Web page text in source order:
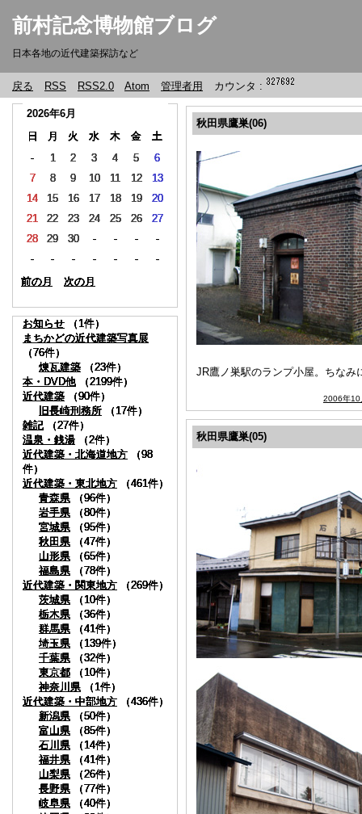
前村記念博物館ブログ
日本各地の近代建築探訪など
戻る RSS RSS2.0 Atom 管理者用 カウンタ :
2026年6月
日
月 火 水 木 金
土
-
1 2 3 4 5
6
7
8 9 10 11 12
13
14
15 16 17 18 19
20
21
22 23 24 25 26
27
28
29 30 - - -
-
-
- - - - -
-
前の月
次の月
お知らせ （1件）
まちかどの近代建築写真展
（76件）
煉瓦建築 （23件）
本・DVD他 （2199件）
近代建築 （90件）
旧長崎刑務所 （17件）
雑記 （27件）
温泉・銭湯 （2件）
近代建築・北海道地方 （98
件）
近代建築・東北地方 （461件）
青森県 （96件）
岩手県 （80件）
宮城県 （95件）
秋田県 （47件）
山形県 （65件）
福島県 （78件）
近代建築・関東地方 （269件）
茨城県 （10件）
栃木県 （36件）
群馬県 （41件）
埼玉県 （139件）
千葉県 （32件）
東京都 （10件）
神奈川県 （1件）
近代建築・中部地方 （436件）
新潟県 （50件）
富山県 （85件）
石川県 （14件）
福井県 （41件）
山梨県 （26件）
長野県 （77件）
岐阜県 （40件）
秋田県鷹巣(06)
JR鷹ノ巣駅のランプ小屋。ちなみ
2006年10
2026年6月
日
月 火 水 木 金
土
-
1 2 3 4 5
6
7
8 9 10 11 12
13
14
15 16 17 18 19
20
21
22 23 24 25 26
27
28
29 30 - - -
-
-
- - - - -
-
前の月
次の月
お知らせ （1件）
まちかどの近代建築写真展
（76件）
煉瓦建築 （23件）
本・DVD他 （2199件）
近代建築 （90件）
旧長崎刑務所 （17件）
雑記 （27件）
温泉・銭湯 （2件）
近代建築・北海道地方 （98
件）
近代建築・東北地方 （461件）
青森県 （96件）
岩手県 （80件）
宮城県 （95件）
秋田県 （47件）
山形県 （65件）
福島県 （78件）
近代建築・関東地方 （269件）
茨城県 （10件）
栃木県 （36件）
群馬県 （41件）
埼玉県 （139件）
千葉県 （32件）
東京都 （10件）
神奈川県 （1件）
近代建築・中部地方 （436件）
新潟県 （50件）
富山県 （85件）
石川県 （14件）
福井県 （41件）
山梨県 （26件）
長野県 （77件）
岐阜県 （40件）
秋田県鷹巣(05)
2026年6月
日
月 火 水 木 金
土
-
1 2 3 4 5
6
7
8 9 10 11 12
13
14
15 16 17 18 19
20
21
22 23 24 25 26
27
28
29 30 - - -
-
-
- - - - -
-
前の月
次の月
お知らせ （1件）
まちかどの近代建築写真展
（76件）
煉瓦建築 （23件）
本・DVD他 （2199件）
近代建築 （90件）
旧長崎刑務所 （17件）
雑記 （27件）
温泉・銭湯 （2件）
近代建築・北海道地方 （98
件）
近代建築・東北地方 （461件）
青森県 （96件）
岩手県 （80件）
宮城県 （95件）
秋田県 （47件）
山形県 （65件）
福島県 （78件）
近代建築・関東地方 （269件）
茨城県 （10件）
栃木県 （36件）
群馬県 （41件）
埼玉県 （139件）
千葉県 （32件）
東京都 （10件）
神奈川県 （1件）
近代建築・中部地方 （436件）
新潟県 （50件）
富山県 （85件）
石川県 （14件）
福井県 （41件）
山梨県 （26件）
長野県 （77件）
岐阜県 （40件）
2026年6月
日
月 火 水 木 金
土
-
1 2 3 4 5
6
7
8 9 10 11 12
13
14
15 16 17 18 19
20
21
22 23 24 25 26
27
28
29 30 - - -
-
-
- - - - -
-
前の月
次の月
お知らせ （1件）
まちかどの近代建築写真展
（76件）
煉瓦建築 （23件）
本・DVD他 （2199件）
近代建築 （90件）
旧長崎刑務所 （17件）
雑記 （27件）
温泉・銭湯 （2件）
近代建築・北海道地方 （98
件）
近代建築・東北地方 （461件）
青森県 （96件）
岩手県 （80件）
宮城県 （95件）
秋田県 （47件）
山形県 （65件）
福島県 （78件）
近代建築・関東地方 （269件）
茨城県 （10件）
栃木県 （36件）
群馬県 （41件）
埼玉県 （139件）
千葉県 （32件）
東京都 （10件）
神奈川県 （1件）
近代建築・中部地方 （436件）
新潟県 （50件）
富山県 （85件）
石川県 （14件）
福井県 （41件）
山梨県 （26件）
長野県 （77件）
岐阜県 （40件）
2026年6月
日
月 火 水 木 金
土
-
1 2 3 4 5
6
7
8 9 10 11 12
13
14
15 16 17 18 19
20
21
22 23 24 25 26
27
28
29 30 - - -
-
-
- - - - -
-
前の月
次の月
お知らせ （1件）
まちかどの近代建築写真展
（76件）
煉瓦建築 （23件）
本・DVD他 （2199件）
近代建築 （90件）
旧長崎刑務所 （17件）
雑記 （27件）
温泉・銭湯 （2件）
近代建築・北海道地方 （98
件）
近代建築・東北地方 （461件）
青森県 （96件）
岩手県 （80件）
宮城県 （95件）
秋田県 （47件）
山形県 （65件）
福島県 （78件）
近代建築・関東地方 （269件）
茨城県 （10件）
栃木県 （36件）
群馬県 （41件）
埼玉県 （139件）
千葉県 （32件）
東京都 （10件）
神奈川県 （1件）
近代建築・中部地方 （436件）
新潟県 （50件）
富山県 （85件）
石川県 （14件）
福井県 （41件）
山梨県 （26件）
長野県 （77件）
岐阜県 （40件）
2026年6月
日
月 火 水 木 金
土
-
1 2 3 4 5
6
7
8 9 10 11 12
13
14
15 16 17 18 19
20
21
22 23 24 25 26
27
28
29 30 - - -
-
-
- - - - -
-
前の月
次の月
お知らせ （1件）
まちかどの近代建築写真展
（76件）
煉瓦建築 （23件）
本・DVD他 （2199件）
近代建築 （90件）
旧長崎刑務所 （17件）
雑記 （27件）
温泉・銭湯 （2件）
近代建築・北海道地方 （98
件）
近代建築・東北地方 （461件）
青森県 （96件）
岩手県 （80件）
宮城県 （95件）
秋田県 （47件）
山形県 （65件）
福島県 （78件）
近代建築・関東地方 （269件）
茨城県 （10件）
栃木県 （36件）
群馬県 （41件）
埼玉県 （139件）
千葉県 （32件）
東京都 （10件）
神奈川県 （1件）
近代建築・中部地方 （436件）
新潟県 （50件）
富山県 （85件）
石川県 （14件）
福井県 （41件）
山梨県 （26件）
長野県 （77件）
岐阜県 （40件）